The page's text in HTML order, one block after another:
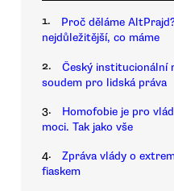
1.
Proč děláme
nejdůležitější, co máme
2.
Český institucionální
soudem pro lidská práva
3.
Homofobie je pro
moci. Tak jako vše
4.
Zpráva vlády o
fiaskem